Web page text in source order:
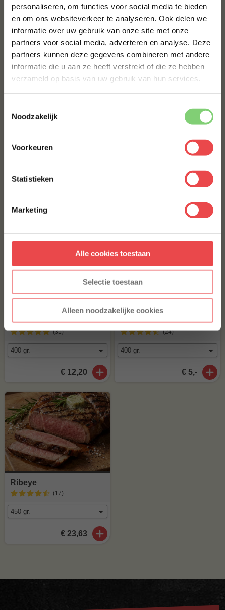
personaliseren, om functies voor social media te bieden
en om ons websiteverkeer te analyseren. Ook delen we
informatie over uw gebruik van onze site met onze
partners voor social media, adverteren en analyse. Deze
partners kunnen deze gegevens combineren met andere
informatie die u aan ze heeft verstrekt of die ze hebben
verzameld op basis van uw gebruik van hun services.
Noodzakelijk
Voorkeuren
Statistieken
Marketing
Alle cookies toestaan
Selectie toestaan
Alleen noodzakelijke cookies
€ 6,95
Bestel alles
Home Made Texas style
ACTIE 6 halen, 5 betalen
Angus burger, 6 halen 5
€ 25,-
Iberico ribfingers
(31)
€ 12,20
Procureur
(24)
€ 5,-
Ribeye
(17)
€ 23,63
10% korting op je
eerste bestelling*
Schrijf je in voor onze nieuwsbrief en ontvang direct
10% korting op jouw eerste bestelling.
VOORNAAM
ACHTERNAAM
* Alleen voor nieuwe inschrijvers, korting niet geldig op reeds
afgeprijsde producten.